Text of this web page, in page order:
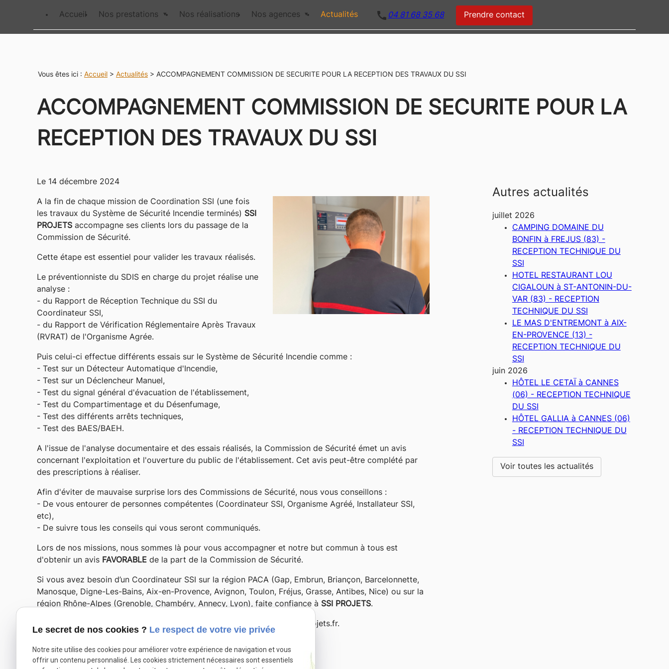
Accueil Nos prestations Nos réalisations Nos agences Actualités call04 81 68 35 68 Prendre contact
Vous êtes ici : Accueil > Actualités > ACCOMPAGNEMENT COMMISSION DE SECURITE POUR LA RECEPTION DES TRAVAUX DU SSI
ACCOMPAGNEMENT COMMISSION DE SECURITE POUR LA
RECEPTION DES TRAVAUX DU SSI
Le 14 décembre 2024
A la fin de chaque mission de Coordination SSI (une fois
les travaux du Système de Sécurité Incendie terminés) SSI
PROJETS accompagne ses clients lors du passage de la
Commission de Sécurité.
Cette étape est essentiel pour valider les travaux réalisés.
Le préventionniste du SDIS en charge du projet réalise une
analyse :
- du Rapport de Réception Technique du SSI du
Coordinateur SSI,
- du Rapport de Vérification Réglementaire Après Travaux
(RVRAT) de l'Organisme Agrée.
Puis celui-ci effectue différents essais sur le Système de Sécurité Incendie comme :
- Test sur un Détecteur Automatique d'Incendie,
- Test sur un Déclencheur Manuel,
- Test du signal général d'évacuation de l'établissement,
- Test du Compartimentage et du Désenfumage,
- Test des différents arrêts techniques,
- Test des BAES/BAEH.
A l'issue de l'analyse documentaire et des essais réalisés, la Commission de Sécurité émet un avis
concernant l'exploitation et l'ouverture du public de l'établissement. Cet avis peut-être complété par
des prescriptions à réaliser.
Afin d'éviter de mauvaise surprise lors des Commissions de Sécurité, nous vous conseillons :
- De vous entourer de personnes compétentes (Coordinateur SSI, Organisme Agréé, Installateur SSI,
etc),
- De suivre tous les conseils qui vous seront communiqués.
Lors de nos missions, nous sommes là pour vous accompagner et notre but commun à tous est
d'obtenir un avis FAVORABLE de la part de la Commission de Sécurité.
Si vous avez besoin d’un Coordinateur SSI sur la région PACA (Gap, Embrun, Briançon, Barcelonnette,
Manosque, Digne-Les-Bains, Aix-en-Provence, Avignon, Toulon, Fréjus, Grasse, Antibes, Nice) ou sur la
région Rhône-Alpes (Grenoble, Chambéry, Annecy, Lyon), faite confiance à SSI PROJETS.
N’hésitez pas à nous contacter au 09 77 57 42 84 ou sur contact@ssi-projets.fr.
X (formerly Twitter) est désactivé. Autoriser Facebook est désactivé. Autoriser
Autres actualités
juillet 2026
CAMPING DOMAINE DU
BONFIN à FREJUS (83) -
RECEPTION TECHNIQUE DU
SSI
HOTEL RESTAURANT LOU
CIGALOUN à ST-ANTONIN-DU-
VAR (83) - RECEPTION
TECHNIQUE DU SSI
LE MAS D'ENTREMONT à AIX-
EN-PROVENCE (13) -
RECEPTION TECHNIQUE DU
SSI
juin 2026
HÔTEL LE CETAÏ à CANNES
(06) - RECEPTION TECHNIQUE
DU SSI
HÔTEL GALLIA à CANNES (06)
- RECEPTION TECHNIQUE DU
SSI
Voir toutes les actualités
Le secret de nos cookies ? Le respect de votre vie privée
Notre site utilise des cookies pour améliorer votre expérience de navigation et vous
offrir un contenu personnalisé. Les cookies strictement nécessaires sont essentiels